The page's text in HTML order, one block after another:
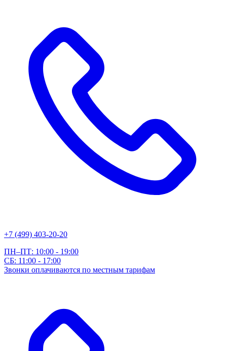
+7 (499) 403-20-20
ПН–ПТ: 10:00 - 19:00
СБ: 11:00 - 17:00
Звонки оплачиваются по местным тарифам